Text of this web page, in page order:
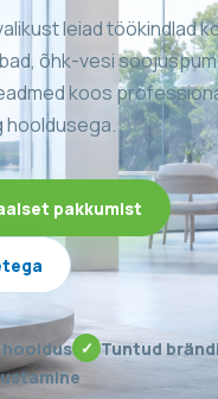
leiad töökindlad
õhk-vesi
koos
hooldusega.
pakkumist
hooldus
Tuntud